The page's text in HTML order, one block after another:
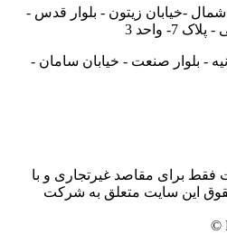
-خیابان زیتون - بلوار قدس -
واحد 3
- بلوار صنعت - خیابان سامان -
فقط برای مقاصد غیرتجاری و با
این سایت متعلق به شرکت